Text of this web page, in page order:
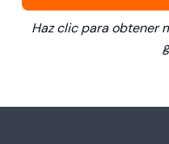
Haz clic para obtener